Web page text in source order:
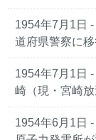
1954年7月1日
道府県警察に移
1954年7月1日
崎（現・宮崎放
1954年6月1日